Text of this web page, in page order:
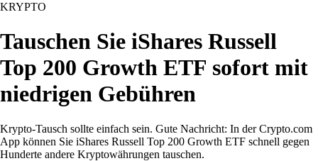
KRYPTO
Tauschen Sie iShares Russell
Top 200 Growth ETF sofort mit
niedrigen Gebühren
Krypto-Tausch sollte einfach sein. Gute Nachricht: In der Crypto.com
App können Sie iShares Russell Top 200 Growth ETF schnell gegen
Hunderte andere Kryptowährungen tauschen.